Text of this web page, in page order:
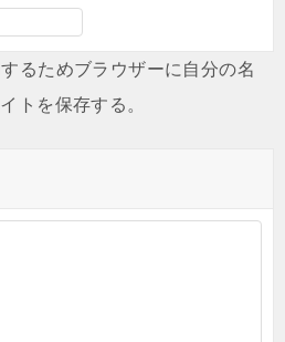
るためブラウザーに自分の名
トを保存する。